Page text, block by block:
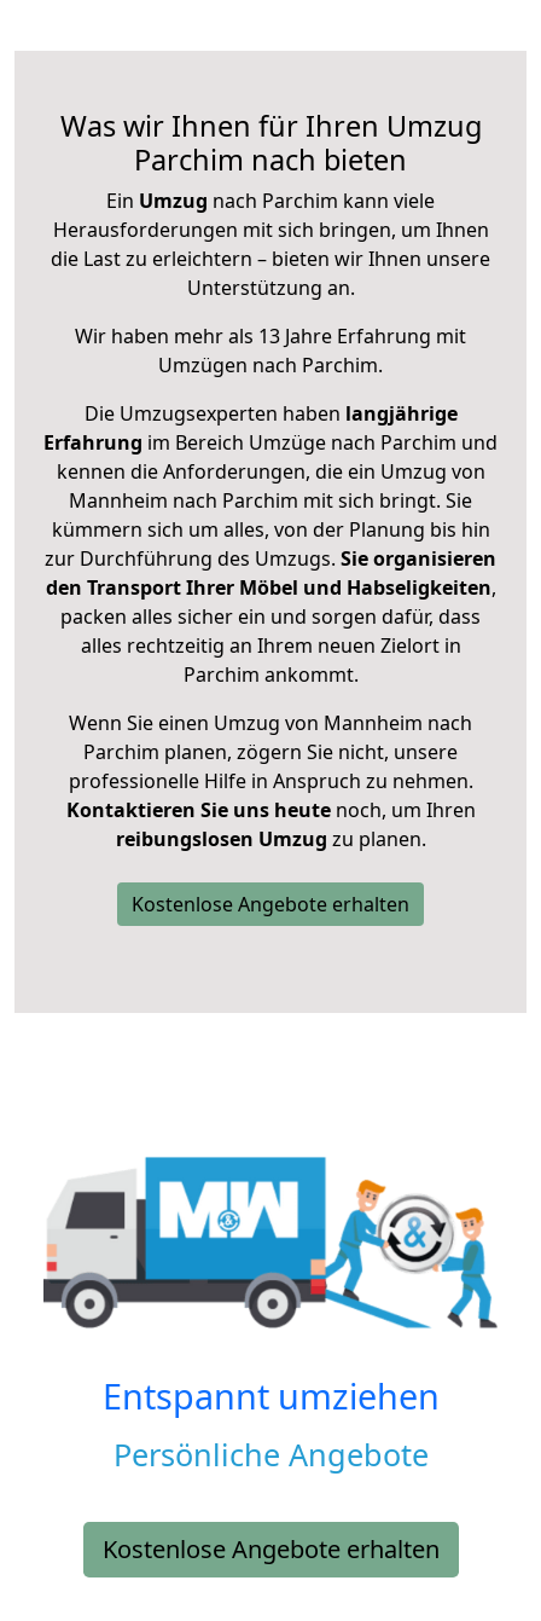
Was wir Ihnen für Ihren Umzug
Parchim nach bieten
Ein Umzug nach Parchim kann viele
Herausforderungen mit sich bringen, um Ihnen
die Last zu erleichtern – bieten wir Ihnen unsere
Unterstützung an.
Wir haben mehr als 13 Jahre Erfahrung mit
Umzügen nach Parchim.
Die Umzugsexperten haben langjährige
Erfahrung im Bereich Umzüge nach Parchim und
kennen die Anforderungen, die ein Umzug von
Mannheim nach Parchim mit sich bringt. Sie
kümmern sich um alles, von der Planung bis hin
zur Durchführung des Umzugs. Sie organisieren
den Transport Ihrer Möbel und Habseligkeiten,
packen alles sicher ein und sorgen dafür, dass
alles rechtzeitig an Ihrem neuen Zielort in
Parchim ankommt.
Wenn Sie einen Umzug von Mannheim nach
Parchim planen, zögern Sie nicht, unsere
professionelle Hilfe in Anspruch zu nehmen.
Kontaktieren Sie uns heutenoch, um Ihren
reibungslosen Umzug zu planen.
Kostenlose Angebote erhalten
Entspannt umziehen
Persönliche Angebote
Kostenlose Angebote erhalten